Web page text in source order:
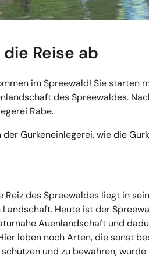
Reise ab
im Spreewald! Sie starten
des Spreewaldes.
Rabe.
der Gurkeneinlegerei, wie die
Reiz des Spreewaldes liegt in
Heute ist der
Auenlandschaft und
leben noch Arten, die sonst
und zu bewahren,